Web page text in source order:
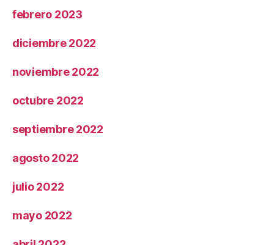
febrero 2023
diciembre 2022
noviembre 2022
octubre 2022
septiembre 2022
agosto 2022
julio 2022
mayo 2022